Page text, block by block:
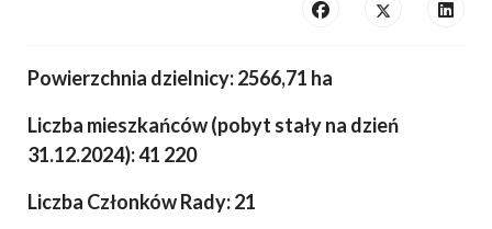
Powierzchnia dzielnicy: 2566,71 ha
Liczba mieszkańców (pobyt stały na dzień
31.12.2024): 41 220
Liczba Członków Rady: 21